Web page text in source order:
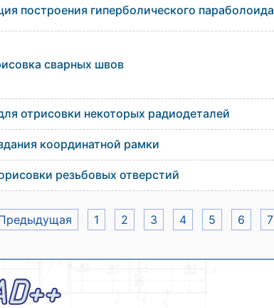
построения гиперболического параболоида
сварных швов
отрисовки некоторых радиодеталей
координатной рамки
резьбовых отверстий
1 2 3 4 5 6 7